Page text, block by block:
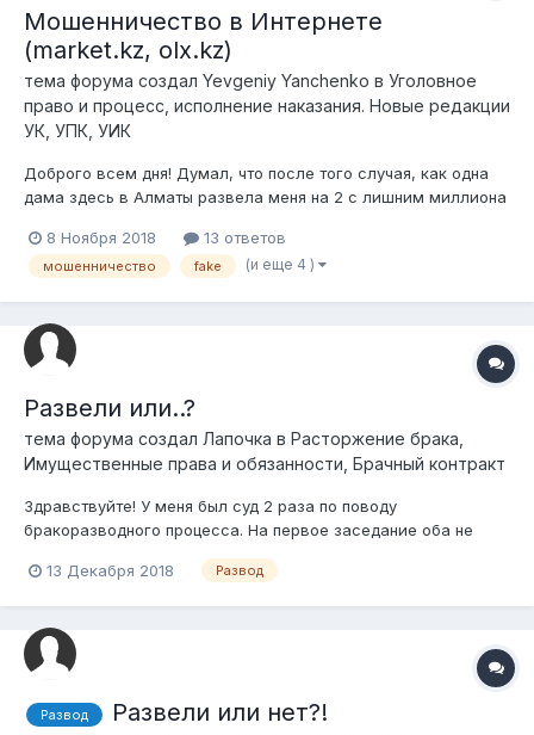
Мошенничество в Интернете
(market.kz, olx.kz)
тема форума создал Yevgeniy Yanchenko в Уголовное
право и процесс, исполнение наказания. Новые редакции
УК, УПК, УИК
Доброго всем дня! Думал, что после того случая, как одна
дама здесь в Алматы развела меня на 2 с лишним миллиона
осторожен и не попадусь на удочку очередного мошенника,
тем более, если дело касалось Интернета. Боже, как я
8 Ноября 2018 13 ответов
мошенничество fake (и еще 4 )
Развели или..?
тема форума создал Лапочка в Расторжение брака,
Имущественные права и обязанности, Брачный контракт
Здравствуйте! У меня был суд 2 раза по поводу
бракоразводного процесса. На первое заседание оба не
не общаемся). Вопрос такой, если он не был и на 2
быть 3 заседание ? Кстати, судья на 1 су...
13 Декабря 2018 Развод
Развод Развели или нет?!